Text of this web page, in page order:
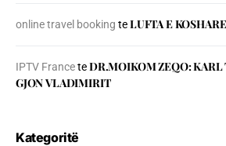
online travel booking teLUFTA E
IPTV FranceteDR.MOIKOM ZEQO:
GJON VLADIMIRIT
Kategoritë